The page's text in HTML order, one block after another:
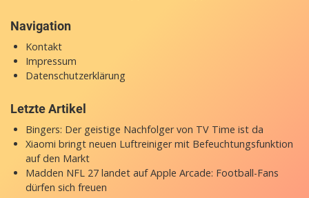
Navigation
Kontakt
Impressum
Datenschutzerklärung
Letzte Artikel
Bingers: Der geistige Nachfolger von TV Time ist da
Xiaomi bringt neuen Luftreiniger mit Befeuchtungsfunktion
auf den Markt
Madden NFL 27 landet auf Apple Arcade: Football-Fans
dürfen sich freuen